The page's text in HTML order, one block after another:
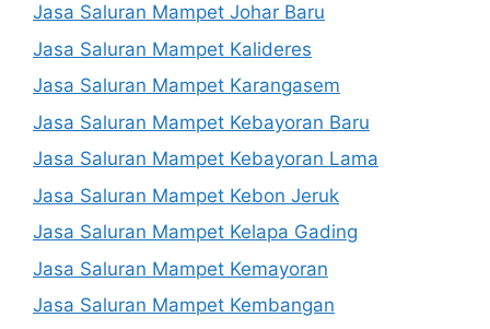
Jasa Saluran Mampet Johar Baru
Jasa Saluran Mampet Kalideres
Jasa Saluran Mampet Karangasem
Jasa Saluran Mampet Kebayoran Baru
Jasa Saluran Mampet Kebayoran Lama
Jasa Saluran Mampet Kebon Jeruk
Jasa Saluran Mampet Kelapa Gading
Jasa Saluran Mampet Kemayoran
Jasa Saluran Mampet Kembangan